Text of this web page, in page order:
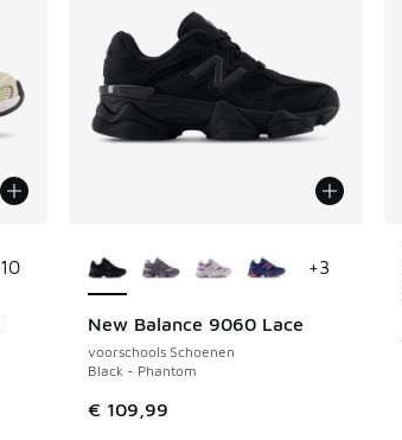
10
New Balance 9060 Lace
voorschools Schoenen
Black - Phantom
€ 109,99
+3